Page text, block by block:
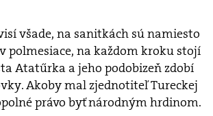
všade, na sanitkách sú namiesto
polmesiace, na každom kroku stojí
Atatűrka a jeho podobizeň zdobí
Akoby mal zjednotiteľ Tureckej
právo byť národným hrdinom.